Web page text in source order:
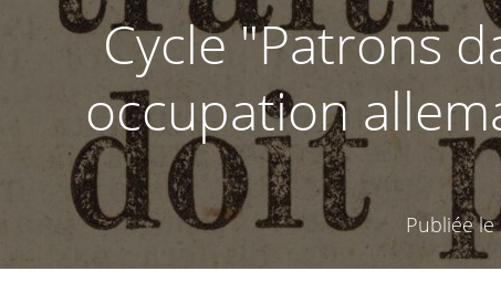
Cycle "Patrons
occupation
Publiée le